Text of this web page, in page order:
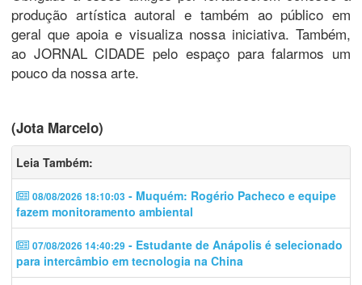
produção artística autoral e também ao público em
geral que apoia e visualiza nossa iniciativa. Também,
ao JORNAL CIDADE pelo espaço para falarmos um
pouco da nossa arte.
(Jota Marcelo)
Leia Também:
08/08/2026 18:10:03 - Muquém: Rogério Pacheco e equipe
fazem monitoramento ambiental
07/08/2026 14:40:29 - Estudante de Anápolis é selecionado
para intercâmbio em tecnologia na China